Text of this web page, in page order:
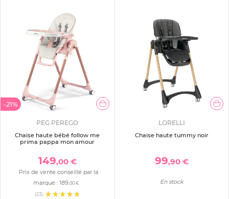
-21%
PEG PEREGO
Chaise haute bébé follow me
prima pappa mon amour
149,00 €
Prix de vente conseillé par la
marque :189,00 €
(23)
LORELLI
Chaise haute tummy noir
99,90 €
En stock